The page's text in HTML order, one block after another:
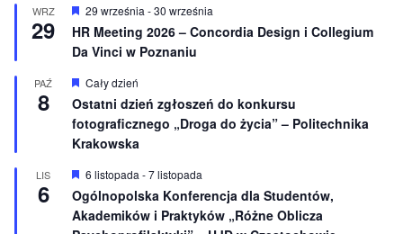
n
i
o
n
WRZ
29
W
y
r
ó
n
o
n
e
29 września -30 września
HR Meeting 2026 – Concordia Design i Collegium
Da Vinci w Poznaniu
PAŹ
8
W
r
ó
ż
n
i
o
n
e
Cały dzień
Ostatni dzień zgłoszeń do konkursu
fotograficznego „Droga do życia” – Politechnika
Krakowska
LIS
6
W
r
ó
ż
6 listopada -7 listopada
Ogólnopolska Konferencja dla Studentów,
Akademików i Praktyków „Różne Oblicza